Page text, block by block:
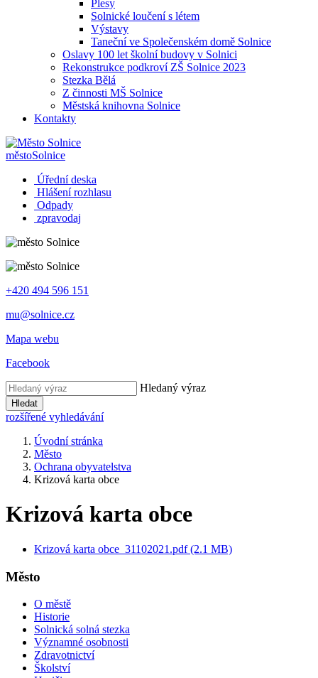
Plesy
Solnické loučení s létem
Výstavy
Taneční ve Společenském domě Solnice
Oslavy 100 let školní budovy v Solnici
Rekonstrukce podkroví ZŠ Solnice 2023
Stezka Bělá
Z činnosti MŠ Solnice
Městská knihovna Solnice
Kontakty
městoSolnice
Úřední deska
Hlášení rozhlasu
Odpady
zpravodaj
+420 494 596 151
mu@solnice.cz
Mapa webu
Facebook
Hledaný výraz
Hledat
rozšířené vyhledávání
Úvodní stránka
Město
Ochrana obyvatelstva
Krizová karta obce
Krizová karta obce
Krizová karta obce_31102021.pdf (2.1 MB)
Město
O městě
Historie
Solnická solná stezka
Významné osobnosti
Zdravotnictví
Školství